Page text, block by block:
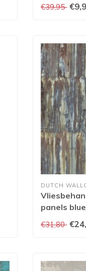
€39,95
DUTCH
panels
€31,80